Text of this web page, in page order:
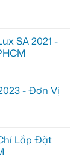
SA 2021 -
- Đơn Vị
Lắp Đặt